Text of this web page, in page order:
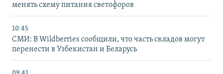
менять схему питания светофоров
10:45
СМИ: В Wildberries сообщили, что часть складов могут
перенести в Узбекистан и Беларусь